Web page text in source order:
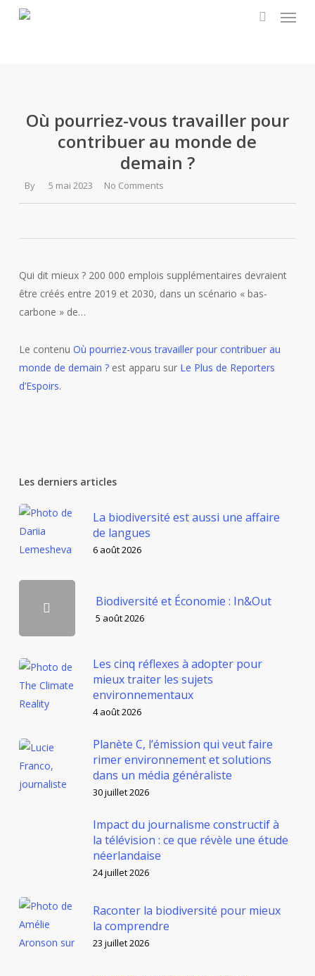
Menu
Où pourriez-vous travailler pour
contribuer au monde de
demain ?
By 5 mai 2023 No Comments
Qui dit mieux ? 200 000 emplois supplémentaires devraient
être créés entre 2019 et 2030, dans un scénario « bas-
carbone » de…
Le contenu Où pourriez-vous travailler pour contribuer au
monde de demain ?est apparu sur Le Plus de Reporters
d’Espoirs.
Les derniers articles
La biodiversité est aussi une affaire
de langues
6 août 2026
Biodiversité et Économie : In&Out
5 août 2026
Les cinq réflexes à adopter pour
mieux traiter les sujets
environnementaux
4 août 2026
Planète C, l’émission qui veut faire
rimer environnement et solutions
dans un média généraliste
30 juillet 2026
Impact du journalisme constructif à
la télévision : ce que révèle une étude
néerlandaise
24 juillet 2026
Raconter la biodiversité pour mieux
la comprendre
23 juillet 2026